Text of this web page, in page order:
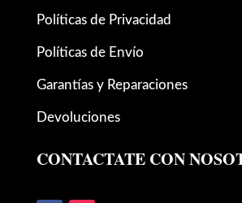
Políticas de Privacidad
Políticas de Envío
Garantías y Reparaciones
Devoluciones
CONTACTATE CON